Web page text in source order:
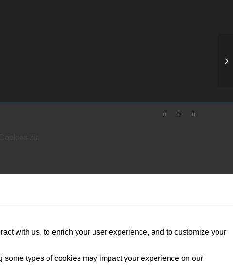
with us, to enrich your user experience, and to customize your
types of cookies may impact your experience on our